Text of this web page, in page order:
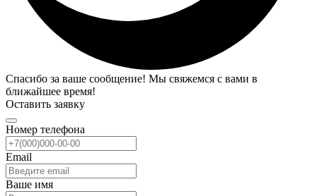
Спасибо за ваше сообщение! Мы свяжемся с вами в
ближайшее время!
Оставить заявку
Номер телефона
Email
Ваше имя